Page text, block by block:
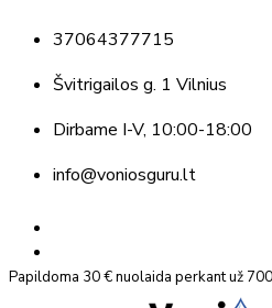
37064377715
Švitrigailos g. 1 Vilnius
Dirbame I-V, 10:00-18:00
info@voniosguru.lt
Papildoma 30 € nuolaida perkant už